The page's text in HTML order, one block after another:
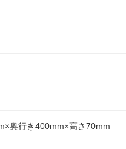
奥行き400mm×高さ70mm